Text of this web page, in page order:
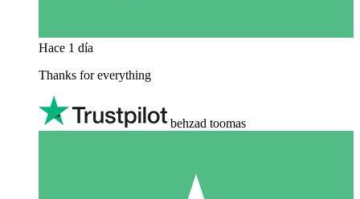
Hace 1 día
Thanks for everything
behzad toomas